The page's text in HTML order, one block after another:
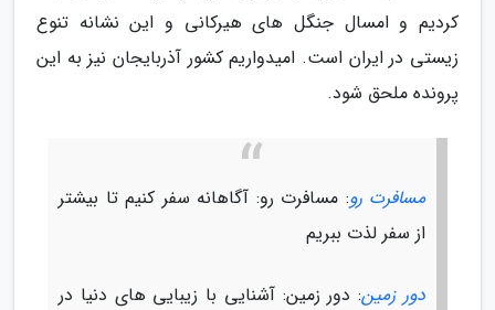
کردیم و امسال جنگل های هیرکانی و این نشانه تنوع
زیستی در ایران است. امیدواریم کشور آذربایجان نیز به این
پرونده ملحق شود.
مسافرت رو: مسافرت رو: آگاهانه سفر کنیم تا بیشتر
از سفر لذت ببریم
دور زمین: دور زمین: آشنایی با زیبایی های دنیا در